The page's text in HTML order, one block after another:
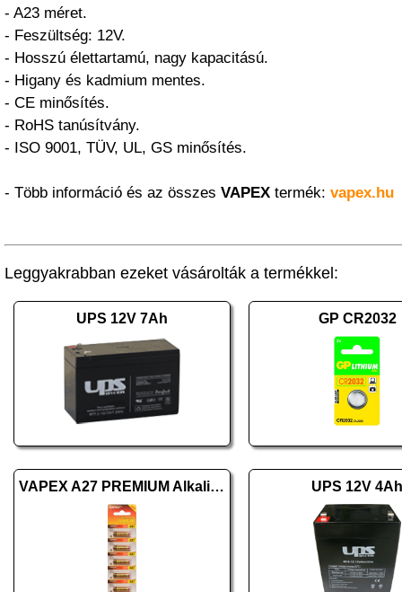
- A23 méret.
- Feszültség: 12V.
- Hosszú élettartamú, nagy kapacitású.
- Higany és kadmium mentes.
- CE minősítés.
- RoHS tanúsítvány.
- ISO 9001, TÜV, UL, GS minősítés.
- Több információ és az összes VAPEX termék: vapex.hu
Leggyakrabban ezeket vásárolták a termékkel:
UPS 12V 7Ah GP CR2032
VAPEX A27 PREMIUM Alkaline 5 db UPS 12V 4Ah